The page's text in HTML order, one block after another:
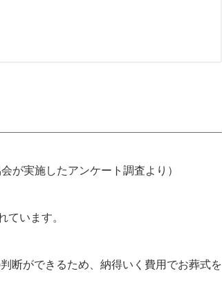
が実施したアンケート調査より）
います。
断ができるため、納得いく費用でお葬式を